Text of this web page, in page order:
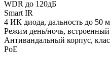
WDR до 120дБ
Smart IR
4 ИК диода, дальность до 50 м
Режим день/ночь,
Антивандальный корпус,
PoE